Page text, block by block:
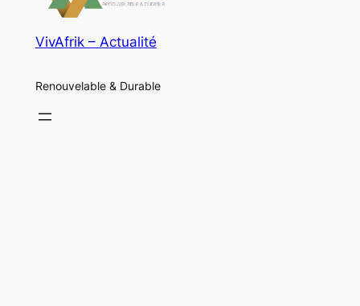
VivAfrik – Actualité
Renouvelable & Durable